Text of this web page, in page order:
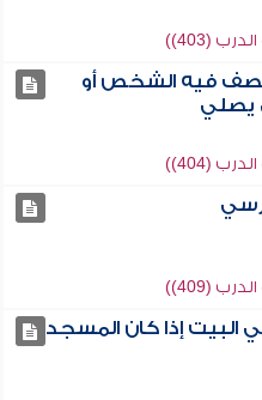
(403))
فيه الشخص أو
يصلي
(404))
(409))
البيت إذا كان المسجد